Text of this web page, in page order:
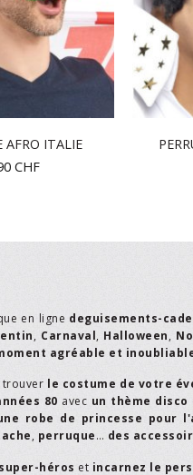
AFRO ITALIE
CHF
en ligne deguisements-
, Carnaval, Halloween,
agréable et
le costume de votre
80 avec un thème disco
robe de princesse pour
, perruque… des
héros et incarnez le